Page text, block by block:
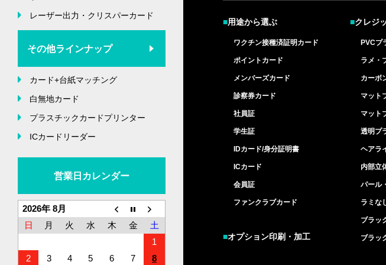
レーザー出力・クリスパーカード
その他ラインナップ
カード+台紙マッチング
白無地カード
プラスチックカードプリンター
ICカードリーダー
営業日カレンダー
2026年 8月
日
月 火 水 木 金
土
1
2
3 4 5 6 7 8
■用途から選ぶ
ワクチン接種済証明カード
ポイントカード
メンバーズカード
診察券カード
社員証
学生証
IDカード/身分証明書
ICカード
会員証
ファンクラブカード
■オプション印刷・加工
■クレジ
PVCプ
ラメ・
カーボ
マット
マット
透明プ
ヘアラ
内部立
パール
ラミな
ブラッ
ブラッ